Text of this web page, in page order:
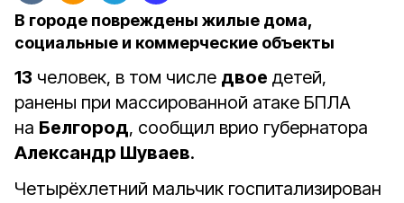
В городе повреждены жилые дома,
социальные и коммерческие объекты
13 человек, в том числе двое детей,
ранены при массированной атаке БПЛА
на Белгород, сообщил врио губернатора
Александр Шуваев.
Четырёхлетний мальчик госпитализирован